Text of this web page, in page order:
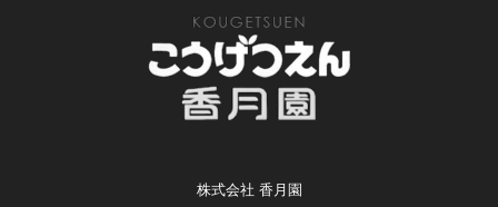
株式会社 香月園